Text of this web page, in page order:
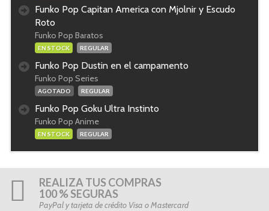
Funko Pop Capitan America con Mjolnir y Escudo
Roto
Funko Pop Baratos
EN STOCK REGULAR
Funko Pop Dustin en el campamento
Funko Pop Series
AGOTADO REGULAR
Funko Pop Goku Ultra Instinto
Funko Pop Anime
EN STOCK REGULAR
REALIZA TUS COMPRAS
100 % SEGURAS
PayPal y tarjeta de crédito Visa o Mastercard